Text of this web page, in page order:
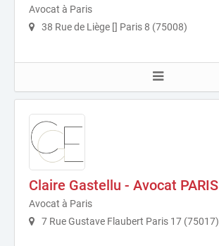
Avocat à Paris
38 Rue de Liège [] Paris 8 (75008)
Claire Gastellu - Avocat PARIS
Avocat à Paris
7 Rue Gustave Flaubert Paris 17 (75017)